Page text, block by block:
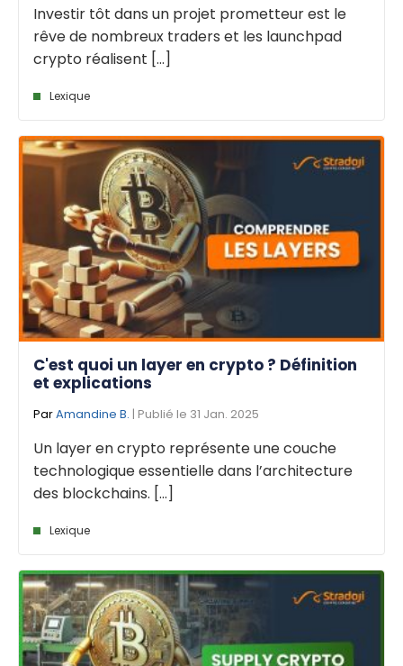
Investir tôt dans un projet prometteur est le
rêve de nombreux traders et les launchpad
crypto réalisent [...]
Lexique
C'est quoi un layer en crypto ? Définition
et explications
ParAmandine B. | Publié le 31 Jan. 2025
Un layer en crypto représente une couche
technologique essentielle dans l’architecture
des blockchains. [...]
Lexique